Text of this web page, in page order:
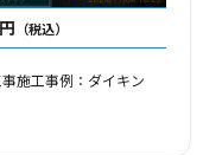
（税込）
施工事例：ダイキン